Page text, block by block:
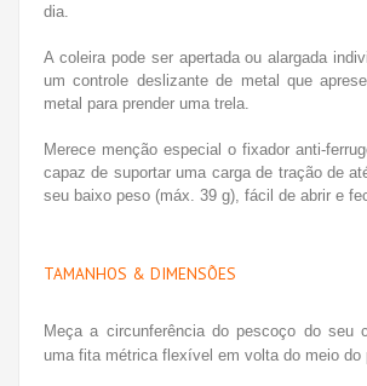
dia.
A coleira pode ser apertada ou alargada
um controle deslizante de metal que
metal para prender uma trela.
Merece menção especial o fixador anti-
capaz de suportar uma carga de tração de
seu baixo peso (máx. 39 g), fácil de abrir e
TAMANHOS & DIMENSÕES
Meça a circunferência do pescoço do seu
uma fita métrica flexível em volta do meio do